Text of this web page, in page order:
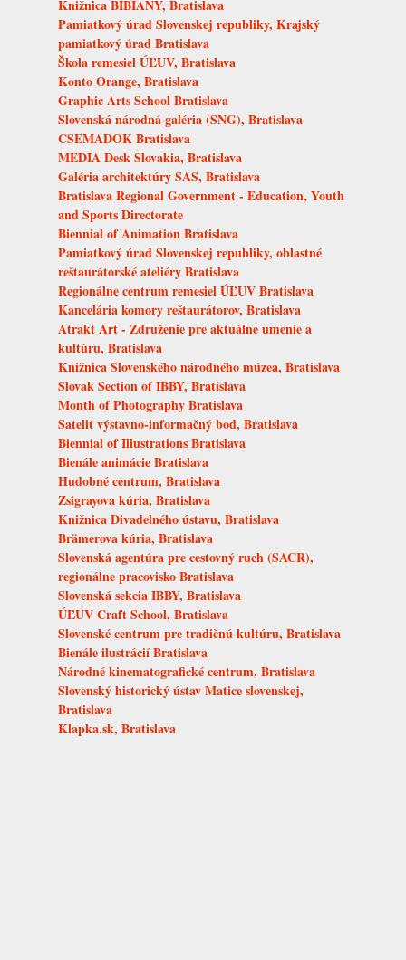
Knižnica BIBIANY, Bratislava
Pamiatkový úrad Slovenskej republiky, Krajský
pamiatkový úrad Bratislava
Škola remesiel ÚĽUV, Bratislava
Konto Orange, Bratislava
Graphic Arts School Bratislava
Slovenská národná galéria (SNG), Bratislava
CSEMADOK Bratislava
MEDIA Desk Slovakia, Bratislava
Galéria architektúry SAS, Bratislava
Bratislava Regional Government - Education, Youth
and Sports Directorate
Biennial of Animation Bratislava
Pamiatkový úrad Slovenskej republiky, oblastné
reštaurátorské ateliéry Bratislava
Regionálne centrum remesiel ÚĽUV Bratislava
Kancelária komory reštaurátorov, Bratislava
Atrakt Art - Združenie pre aktuálne umenie a
kultúru, Bratislava
Knižnica Slovenského národného múzea, Bratislava
Slovak Section of IBBY, Bratislava
Month of Photography Bratislava
Satelit výstavno-informačný bod, Bratislava
Biennial of Illustrations Bratislava
Bienále animácie Bratislava
Hudobné centrum, Bratislava
Zsigrayova kúria, Bratislava
Knižnica Divadelného ústavu, Bratislava
Brämerova kúria, Bratislava
Slovenská agentúra pre cestovný ruch (SACR),
regionálne pracovisko Bratislava
Slovenská sekcia IBBY, Bratislava
ÚĽUV Craft School, Bratislava
Slovenské centrum pre tradičnú kultúru, Bratislava
Bienále ilustrácií Bratislava
Národné kinematografické centrum, Bratislava
Slovenský historický ústav Matice slovenskej,
Bratislava
Klapka.sk, Bratislava